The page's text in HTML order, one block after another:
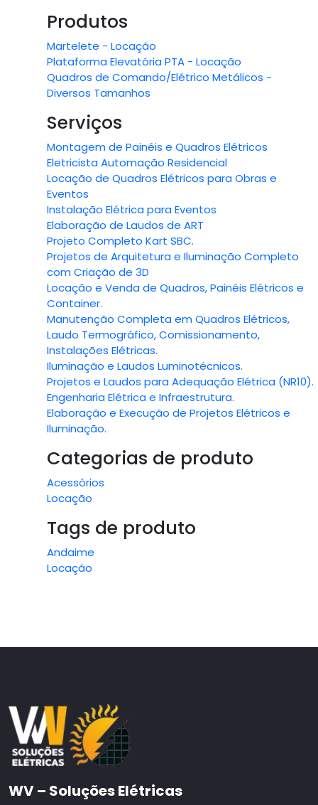
Produtos
Martelete - Locação
Plataforma Elevatória PTA - Locação
Quadros de Comando/Elétrico Metálicos -
Diversos Tamanhos
Serviços
Montagem de Painéis e Quadros Elétricos
Eletricista Automação Residencial
Locação de Quadros Elétricos para Obras e
Eventos
Instalação Elétrica para Eventos
Elaboração de Laudos de ART
Projeto Completo Kart SBC.
Projetos de Arquitetura e Iluminação Completo
com Criação de 3D
Locação e Venda de Quadros, Painéis Elétricos e
Container.
Manutenção Completa em Quadros Elétricos,
Laudo Termográfico, Comissionamento,
Instalações Elétricas.
Iluminação e Laudos Luminotécnicos.
Projetos e Laudos para Adequação Elétrica (NR10).
Engenharia Elétrica e Infraestrutura.
Elaboração e Execução de Projetos Elétricos e
Iluminação.
Categorias de produto
Acessórios
Locação
Tags de produto
Andaime
Locação
WV – Soluções Elétricas